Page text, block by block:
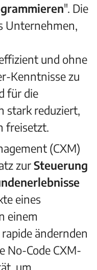
". Die
Unternehmen,
und ohne
Kenntnisse zu
für die
stark reduziert,
freisetzt.
(CXM)
zurSteuerung
eines
einem
ändernden
No-Code CXM-
um